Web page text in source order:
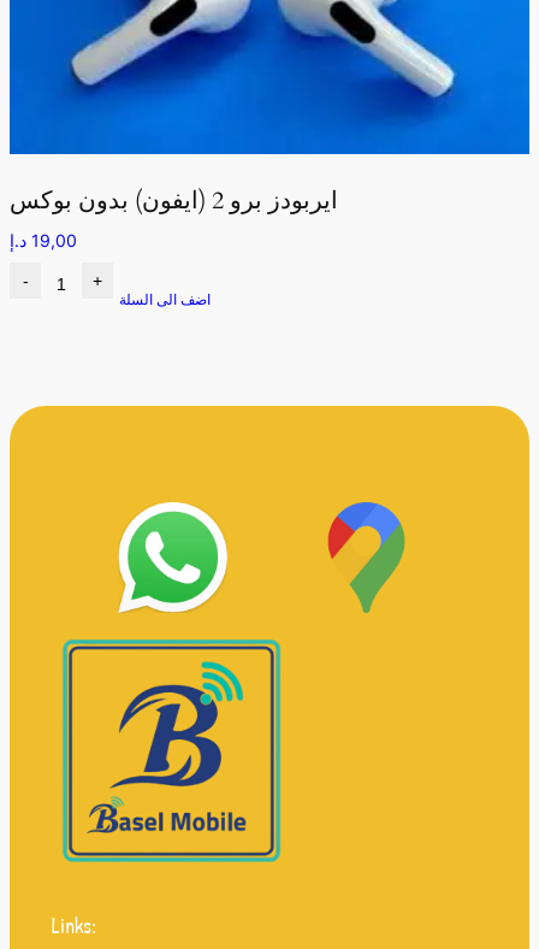
ايربودز برو 2 (ايفون) بدون بوكس
19,00 د.إ
- +
اضف الى السلة
Links: